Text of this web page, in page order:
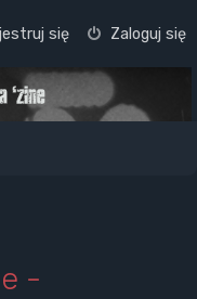
Zaloguj się
się
-